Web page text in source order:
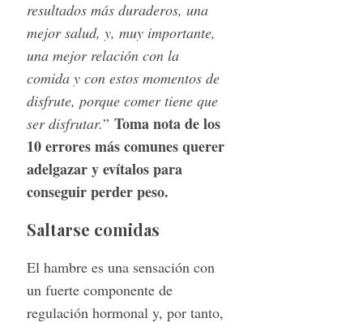
resultados más duraderos, una
mejor salud, y, muy importante,
una mejor relación con la
comida y con estos momentos de
disfrute, porque comer tiene que
ser disfrutar.” Toma nota de los
10 errores más comunes querer
adelgazar y evítalos para
conseguir perder peso.
Saltarse comidas
El hambre es una sensación con
un fuerte componente de
regulación hormonal y, por tanto,